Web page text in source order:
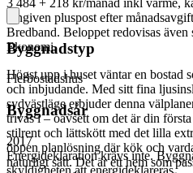
Angiven pluspost efter
Bredband. Beloppet redovisas
Ekonomi.
Högst upp i huset väntar en bostad
och inbjudande. Med sitt fina
sydvästläge erbjuder denna
trivas i – oavsett om det är din
stilrent och lättskött med det lilla
öppen planlösning där kök och
naturligt sätt. Det är ett hem som
Byggnadstyp
Flerbostadshus
Byggnadsår
2017
Energideklaration krävs inte.
skyldigheten att energideklareras.